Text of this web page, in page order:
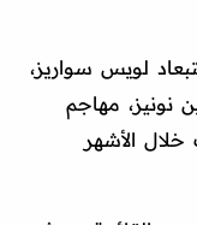
لويس سواريز،
نونيز، مهاجم
خلال الأشهر